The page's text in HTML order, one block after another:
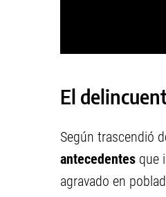
El
Según trascendió
antecedentes que
agravado en